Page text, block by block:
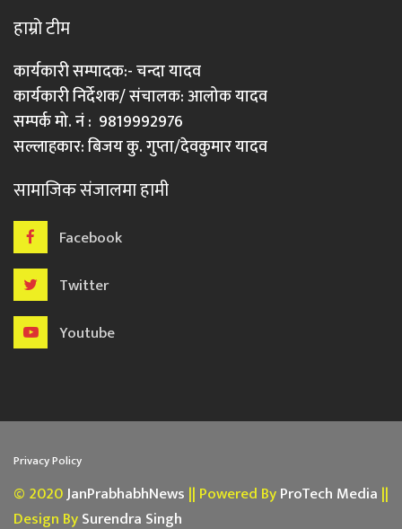
हाम्रो टीम
कार्यकारी सम्पादक:- चन्दा यादव
कार्यकारी निर्देशक/ संचालक: आलोक यादव
सम्पर्क मो. नं : 9819992976
सल्लाहकार: बिजय कु. गुप्ता/देवकुमार यादव
सामाजिक संजालमा हामी
Facebook
Twitter
Youtube
Privacy Policy
© 2020JanPrabhabhNews || Powered ByProTech Media ||
Design BySurendra Singh